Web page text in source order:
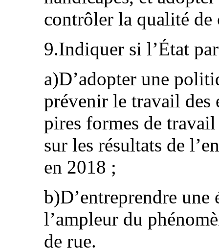
contrôler la qualité de
9.Indiquer si l’État
a)D’adopter une
prévenir le travail des
pires formes de
sur les résultats de
en 2018 ;
b)D’entreprendre une
l’ampleur du
de rue.